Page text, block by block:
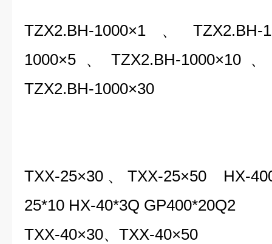
TZX2.BH-1000×1 、 TZX2.BH-
1000×5 、 TZX2.BH-1000×10
TZX2.BH-1000×30
TXX-25×30 、 TXX-25×50 HX-
25*10 HX-40*3Q GP400*20Q2
TXX-40×30、 TXX-40×50